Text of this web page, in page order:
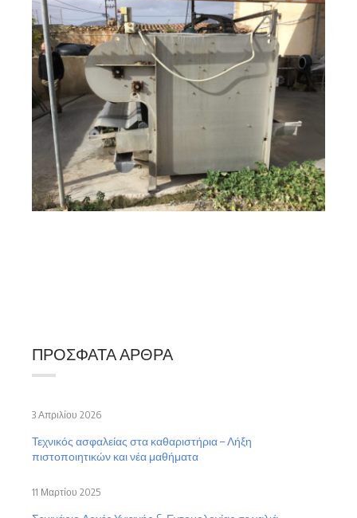
ΠΡΌΣΦΑΤΑ ΆΡΘΡΑ
Τεχνικός ασφαλείας στα καθαριστήρια – Λήξη
πιστοποιητικών και νέα μαθήματα
3 Απριλίου 2026
11 Μαρτίου 2025